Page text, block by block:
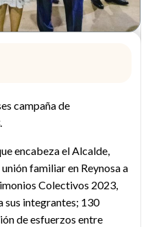
campaña de
encabeza el Alcalde,
familiar en Reynosa a
Colectivos 2023,
sus integrantes; 130
de esfuerzos entre